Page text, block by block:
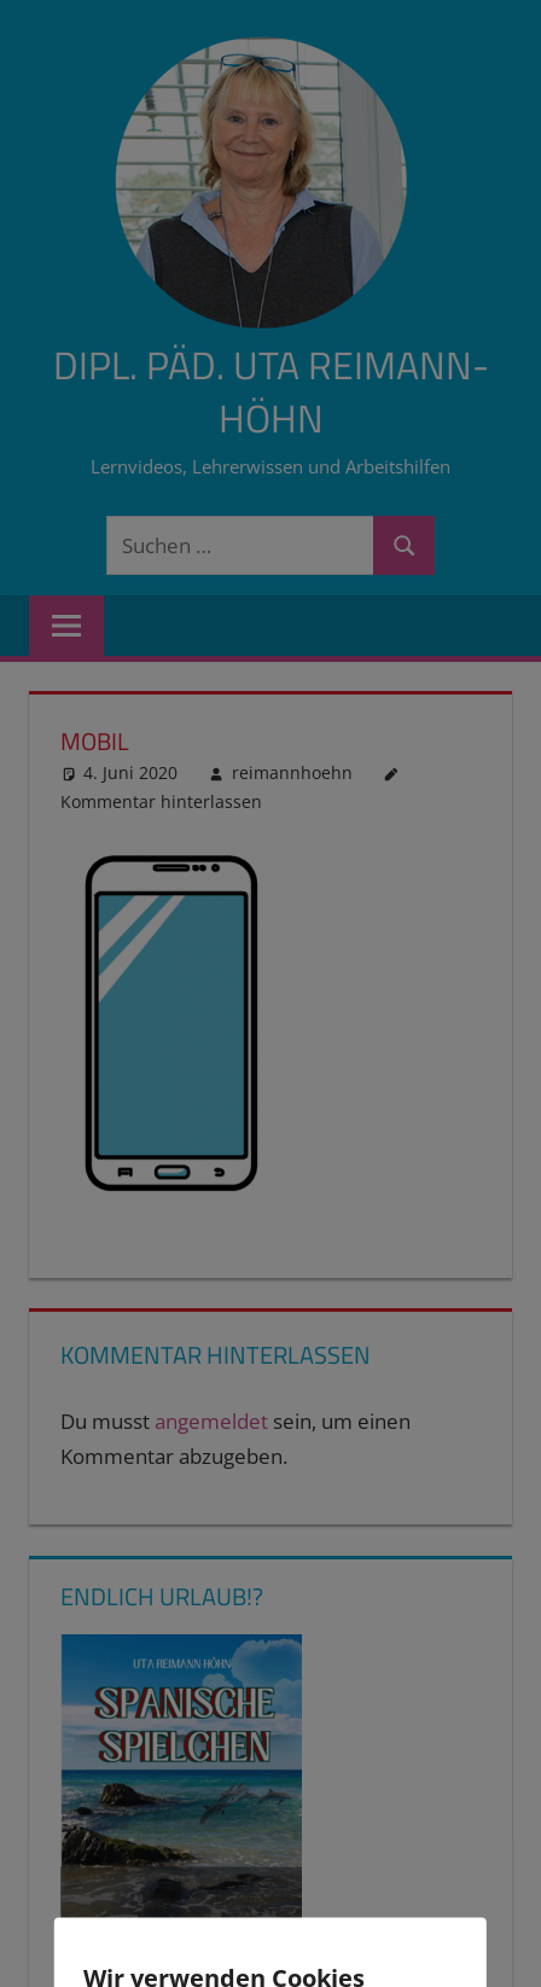
DIPL. PÄD. UTA REIMANN-
HÖHN
Lernvideos, Lehrerwissen und Arbeitshilfen
Suchen
Suchen
MOBIL
4. Juni 2020
reimannhoehn
Kommentar hinterlassen
KOMMENTAR HINTERLASSEN
Du musst angemeldetsein, um einen
Kommentar abzugeben.
ENDLICH URLAUB!?
Wir verwenden Cookies